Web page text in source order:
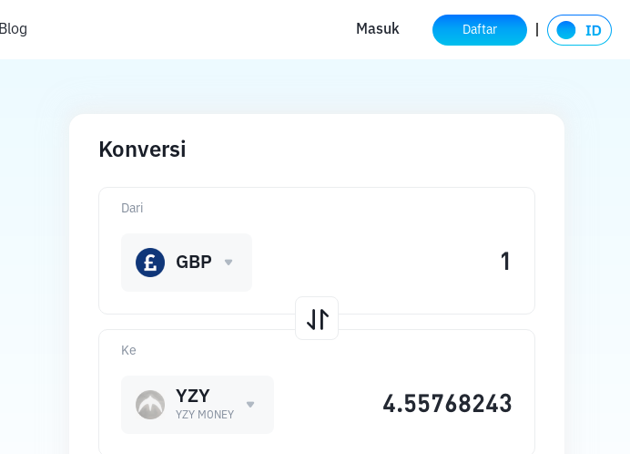
Blog Masuk Daftar
Konversi
Ke
YZY
YZY MONEY
Dari
GBP